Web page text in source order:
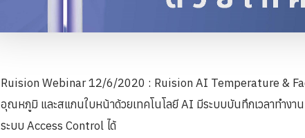
Ruision Webinar 12/6/2020 : Ruision AI Temperature &
อุณหภูมิ และสแกนใบหน้าด้วยเทคโนโลยี AI มีระบบบันทึกเวลาทำง
ระบบ Access Control ได้